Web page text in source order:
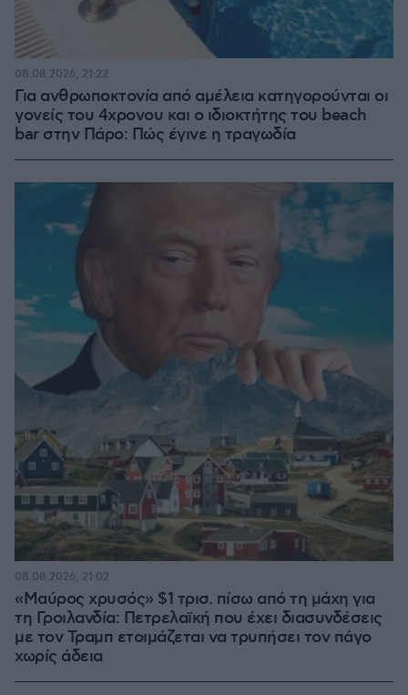
Για ανθρωποκτονία από αμέλεια κατηγορούνται οι
γονείς του 4χρονου και ο ιδιοκτήτης του beach
bar στην Πάρο: Πώς έγινε η τραγωδία
08.08.2026, 21:22
«Μαύρος χρυσός» $1 τρισ. πίσω από τη μάχη για
τη Γροιλανδία: Πετρελαϊκή που έχει διασυνδέσεις
με τον Τραμπ ετοιμάζεται να τρυπήσει τον πάγο
χωρίς άδεια
08.08.2026, 21:02